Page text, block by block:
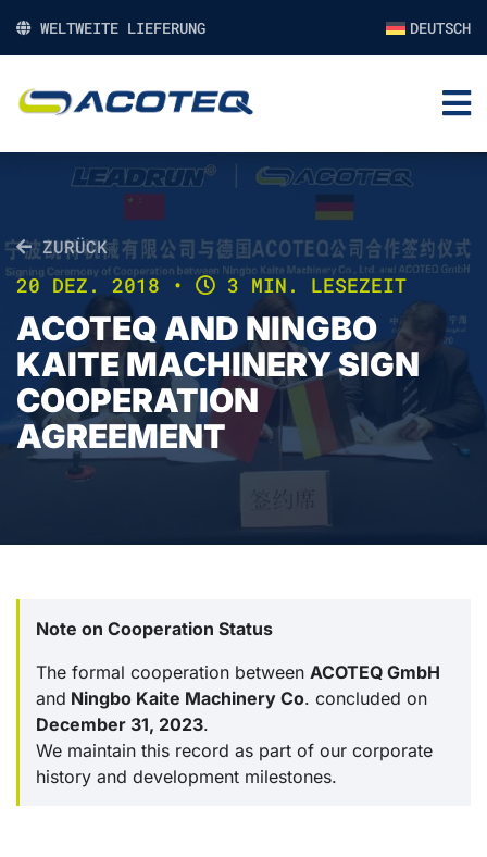
WELTWEITE LIEFERUNG DEUTSCH
ZURÜCK
20 DEZ. 2018 • 3 MIN. LESEZEIT
ACOTEQ AND NINGBO
KAITE MACHINERY SIGN
COOPERATION
AGREEMENT
Note on Cooperation Status
The formal cooperation between ACOTEQ GmbH
and Ningbo Kaite Machinery Co. concluded on
December 31, 2023.
We maintain this record as part of our corporate
history and development milestones.